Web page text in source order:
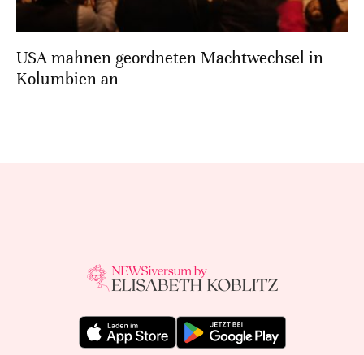
USA mahnen geordneten Machtwechsel in
Kolumbien an